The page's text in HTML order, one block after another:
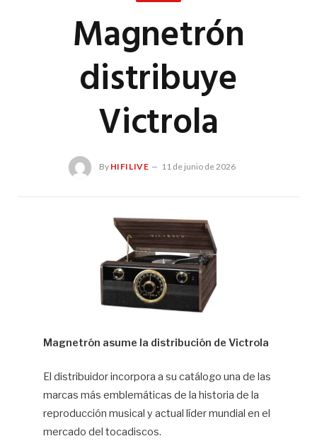
Magnetrón
distribuye
Victrola
By HIFILIVE 11 de junio de 2026
Magnetrón asume la distribución de Victrola
El distribuidor incorpora a su catálogo una de las
marcas más emblemáticas de la historia de la
reproducción musical y actual líder mundial en el
mercado del tocadiscos.